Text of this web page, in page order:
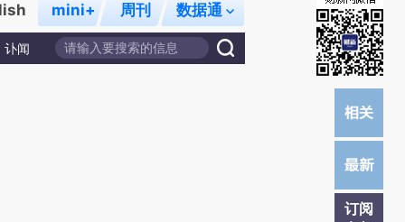
mini+ 周刊 数据通
讣闻
订阅